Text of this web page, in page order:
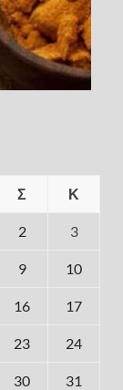
Σ Κ
2 3
9 10
16 17
23 24
30 31